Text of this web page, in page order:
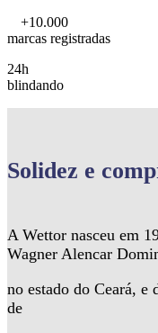
+10.000
marcas registradas
24h
blindando
Solidez e
A Wettor nasceu em
Wagner Alencar
no estado do Ceará, e
de